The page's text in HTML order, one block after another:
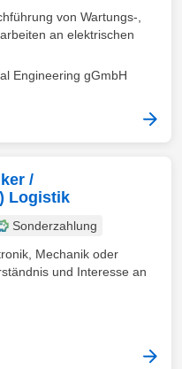
von Wartungs-,
an elektrischen
Engineering gGmbH
/
Logistik
Sonderzahlung
Mechanik oder
und Interesse an